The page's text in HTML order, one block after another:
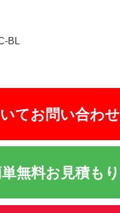
BL
てお問い合わせ
無料お見積もり